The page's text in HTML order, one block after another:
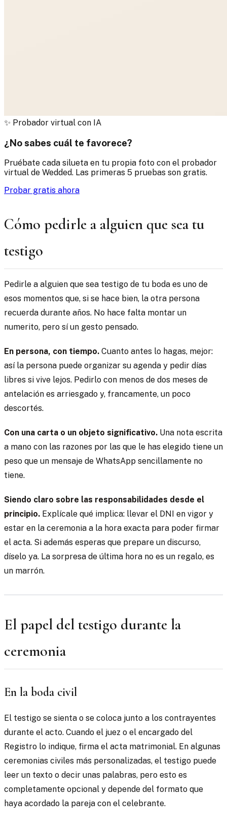
✨ Probador virtual con IA
¿No sabes cuál te favorece?
Pruébate cada silueta en tu propia foto con el probador
virtual de Wedded. Las primeras 5 pruebas son gratis.
Probar gratis ahora
Cómo pedirle a alguien que sea tu
testigo
Pedirle a alguien que sea testigo de tu boda es uno de
esos momentos que, si se hace bien, la otra persona
recuerda durante años. No hace falta montar un
numerito, pero sí un gesto pensado.
En persona, con tiempo. Cuanto antes lo hagas, mejor:
así la persona puede organizar su agenda y pedir días
libres si vive lejos. Pedirlo con menos de dos meses de
antelación es arriesgado y, francamente, un poco
descortés.
Con una carta o un objeto significativo. Una nota escrita
a mano con las razones por las que le has elegido tiene un
peso que un mensaje de WhatsApp sencillamente no
tiene.
Siendo claro sobre las responsabilidades desde el
principio. Explícale qué implica: llevar el DNI en vigor y
estar en la ceremonia a la hora exacta para poder firmar
el acta. Si además esperas que prepare un discurso,
díselo ya. La sorpresa de última hora no es un regalo, es
un marrón.
El papel del testigo durante la
ceremonia
En la boda civil
El testigo se sienta o se coloca junto a los contrayentes
durante el acto. Cuando el juez o el encargado del
Registro lo indique, firma el acta matrimonial. En algunas
ceremonias civiles más personalizadas, el testigo puede
leer un texto o decir unas palabras, pero esto es
completamente opcional y depende del formato que
haya acordado la pareja con el celebrante.